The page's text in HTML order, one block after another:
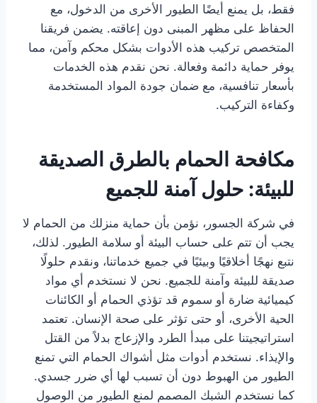
فقط، بل يمنع أيضًا الطيور الأخرى من الدخول، مع
الحفاظ على مظهر المبنى دون إعاقته. يضمن فريقنا
المتخصص تركيب هذه الأدوات بشكل محكم وآمن، مما
يوفر حماية دائمة وفعالة. نحن نقدم هذه الخدمات
بأسعار تنافسية، مع ضمان جودة المواد المستخدمة
وكفاءة التركيب.
مكافحة الحمام بالطرق الصديقة
للبيئة: حلول آمنة للجميع
في شركة الجسور، نؤمن بأن حماية منزلك من الحمام لا
يجب أن تتم على حساب البيئة أو سلامة الطيور. لذلك،
نتبع نهجًا أخلاقيًا وبيئيًا في جميع خدماتنا، ونقدم حلولًا
صديقة للبيئة وآمنة للجميع. نحن لا نستخدم أي مواد
كيميائية ضارة أو سموم قد تؤذي الحمام أو الكائنات
الحية الأخرى، أو حتى تؤثر على صحة الإنسان. تعتمد
استراتيجيتنا على مبدأ الطرد والإزعاج بدلاً من القتل
والإيذاء. نستخدم أدوات مثل أشواك الحمام التي تمنع
الطيور من الهبوط دون أن تسبب لها أي ضرر جسدي.
كما نستخدم الشبك المصمم لمنع الطيور من الوصول